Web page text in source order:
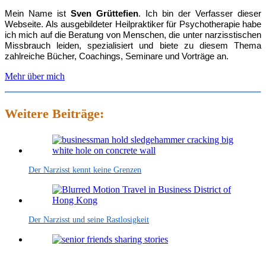
Mein Name ist Sven Grüttefien. Ich bin der Verfasser dieser
Webseite. Als ausgebildeter Heilpraktiker für Psychotherapie habe
ich mich auf die Beratung von Menschen, die unter narzisstischen
Missbrauch leiden, spezialisiert und biete zu diesem Thema
zahlreiche Bücher, Coachings, Seminare und Vorträge an.
Mehr über mich
Weitere Beiträge:
Der Narzisst kennt keine Grenzen
Der Narzisst und seine Rastlosigkeit